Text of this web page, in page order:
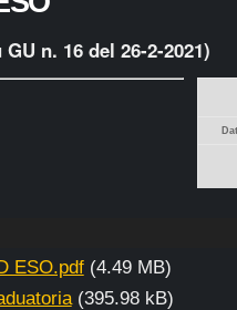
n. 16 del 26-2-2021)
ESO.pdf (4.49 MB)
(395.98 kB)